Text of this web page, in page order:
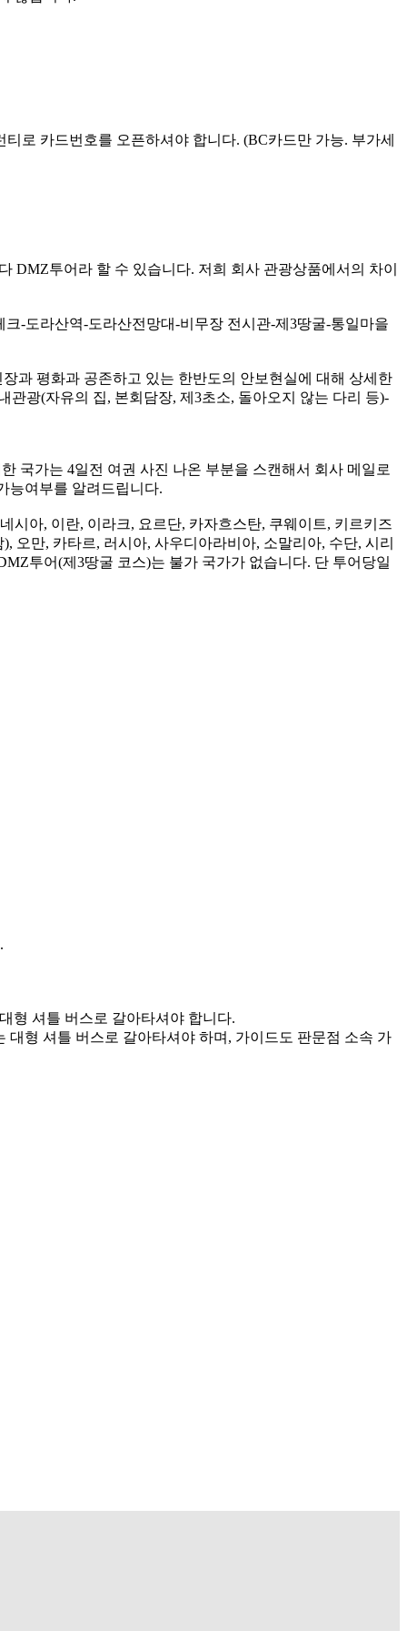
로 카드번호를 오픈하셔야 합니다. (BC카드만 가능. 부가세
DMZ투어라 할 수 있습니다. 저희 회사 관광상품에서의 차이
-도라산역-도라산전망대-비무장 전시관-제3땅굴-통일마을
과 평화과 공존하고 있는 한반도의 안보현실에 대해 상세한
관광(자유의 집, 본회담장, 제3초소, 돌아오지 않는 다리 등)-
국가는 4일전 여권 사진 나온 부분을 스캔해서 회사 메일로
능여부를 알려드립니다.
시아, 이란, 이라크, 요르단, 카자흐스탄, 쿠웨이트, 키르키즈
오만, 카타르, 러시아, 사우디아라비아, 소말리아, 수단, 시리
투어(제3땅굴 코스)는 불가 국가가 없습니다. 단 투어당일
형 셔틀 버스로 갈아타셔야 합니다.
형 셔틀 버스로 갈아타셔야 하며, 가이드도 판문점 소속 가